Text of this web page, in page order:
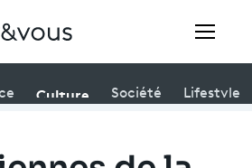
Culture Société Lifestyle